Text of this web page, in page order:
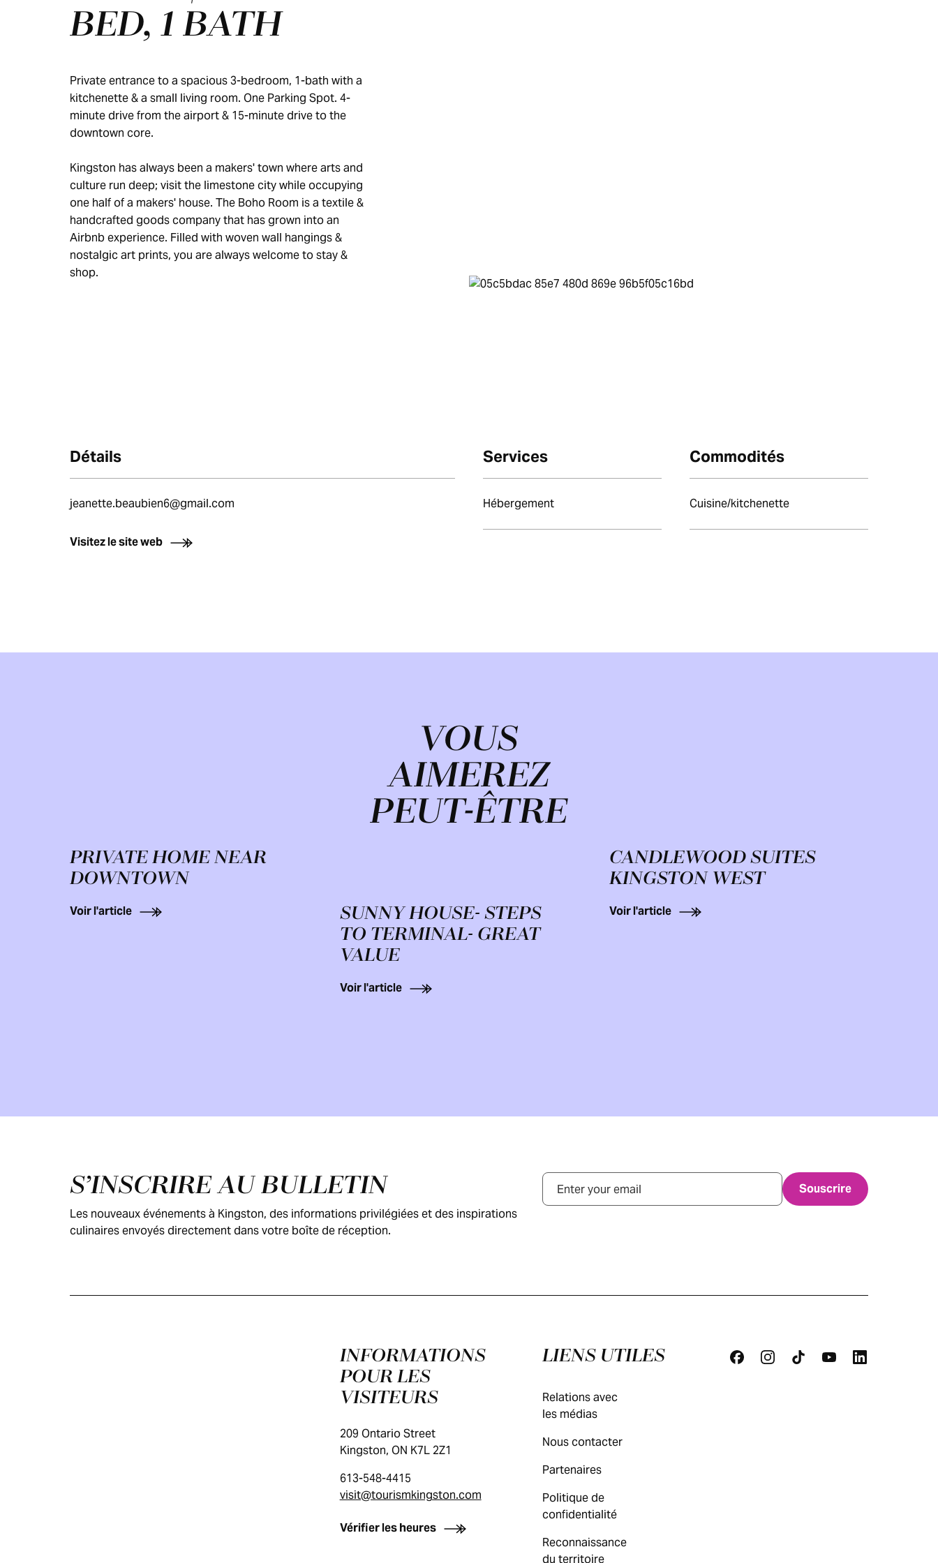
BED, 1 BATH
Private entrance to a spacious 3-bedroom, 1-bath with a
kitchenette & a small living room. One Parking Spot. 4-
minute drive from the airport & 15-minute drive to the
downtown core.
Kingston has always been a makers' town where arts and
culture run deep; visit the limestone city while occupying
one half of a makers' house. The Boho Room is a textile &
handcrafted goods company that has grown into an
Airbnb experience. Filled with woven wall hangings &
nostalgic art prints, you are always welcome to stay &
shop.
Détails
jeanette.beaubien6@gmail.com
Visitez le site web
Services
Hébergement
Commodités
Cuisine/kitchenette
VOUS
AIMEREZ
PEUT-ÊTRE
PRIVATE HOME NEAR
DOWNTOWN
Voir l'article
SUNNY HOUSE- STEPS
TO TERMINAL- GREAT
VALUE
Voir l'article
CANDLEWOOD SUITES
KINGSTON WEST
Voir l'article
S’INSCRIRE AU BULLETIN
Les nouveaux événements à Kingston, des informations privilégiées et des inspirations
culinaires envoyés directement dans votre boîte de réception.
Courriel
INFORMATIONS
POUR LES
VISITEURS
209 Ontario Street
Kingston, ON K7L 2Z1
613-548-4415
visit@tourismkingston.com
Vérifier les heures
LIENS UTILES
Relations avec
les médias
Nous contacter
Partenaires
Politique de
confidentialité
Reconnaissance
du territoire